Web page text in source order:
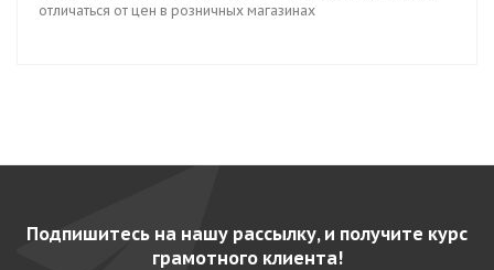
отличаться от цен в розничных магазинах
Подпишитесь на нашу рассылку, и получите курс
грамотного клиента!